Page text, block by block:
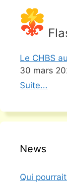
Le CHBS
30 mars
Suite...
News
Qui